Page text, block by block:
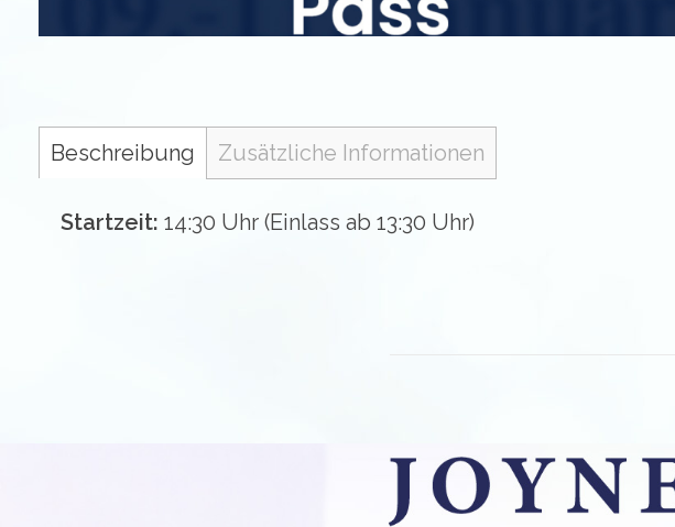
Beschreibung Zusätzliche Informationen
Startzeit: 14:30 Uhr (Einlass ab 13:30 Uhr)